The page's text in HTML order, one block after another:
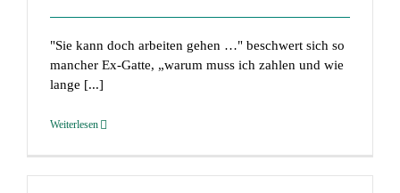
"Sie kann doch arbeiten gehen …" beschwert sich so
mancher Ex-Gatte, „warum muss ich zahlen und wie
lange [...]
Weiterlesen